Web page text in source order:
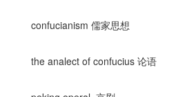
confucianism 儒家思想
the analect of confucius 论语